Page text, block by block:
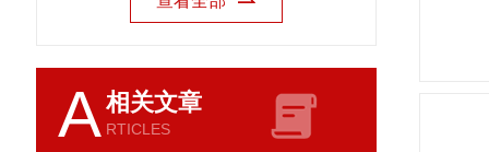
A相关文章
RTICLES